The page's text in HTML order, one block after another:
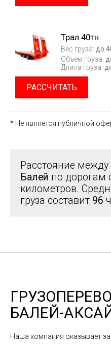
Трал 40тн
Вес груза: до
Объем груза:
Длина груза:
РАССЧИТАТЬ
* Не является публичной
Расстояние
Балей по дорогам
километров.
груза составит 96
БАЛЕЙ-
Наша компания оказывает